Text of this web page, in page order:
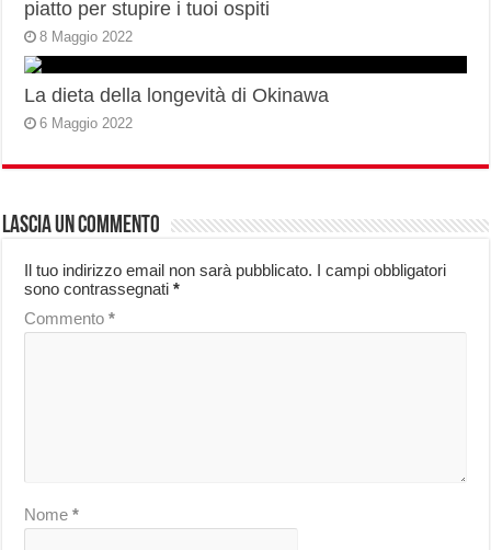
piatto per stupire i tuoi ospiti
8 Maggio 2022
La dieta della longevità di Okinawa
6 Maggio 2022
Lascia un commento
Il tuo indirizzo email non sarà pubblicato. I campi obbligatori
sono contrassegnati*
Commento*
Nome*